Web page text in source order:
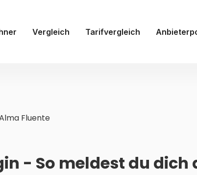
Vergleich Tarifvergleich
Fluente
- So meldest du dich